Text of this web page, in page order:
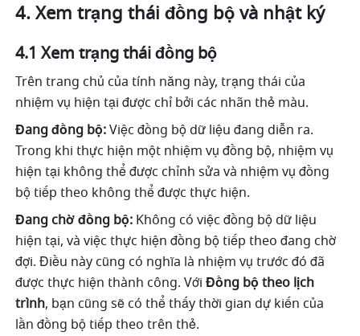
Xem trạng thái đồng bộ và nhật ký
4.1 Xem trạng thái đồng bộ
Trên trang chủ của tính năng này, trạng thái của
nhiệm vụ hiện tại được chỉ bởi các nhãn thẻ màu.
Đang đồng bộ: Việc đồng bộ dữ liệu đang diễn ra.
Trong khi thực hiện một nhiệm vụ đồng bộ, nhiệm vụ
hiện tại không thể được chỉnh sửa và nhiệm vụ đồng
bộ tiếp theo không thể được thực hiện.
Đang chờ đồng bộ: Không có việc đồng bộ dữ liệu
hiện tại, và việc thực hiện đồng bộ tiếp theo đang chờ
đợi. Điều này cũng có nghĩa là nhiệm vụ trước đó đã
được thực hiện thành công. Với Đồng bộ theo lịch
trình, bạn cũng sẽ có thể thấy thời gian dự kiến của
lần đồng bộ tiếp theo trên thẻ.